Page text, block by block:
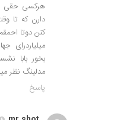
هرکسی حقی
دارن که تا
کنن دوتا
میلیاردرای
بخور بابا
مدلینگ نظر
پاسخ